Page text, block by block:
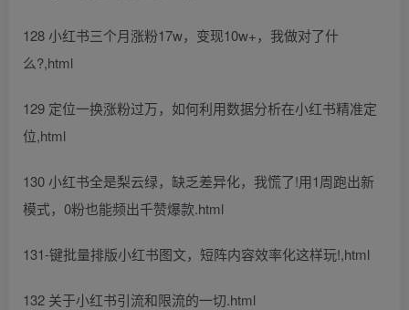
128 小红书三个月涨粉17w，变现10w+，我做对了什
么?,html
129 定位一换涨粉过万，如何利用数据分析在小红书精准定
位,html
130 小红书全是梨云绿，缺乏差异化，我慌了!用1周跑出新
模式，0粉也能频出千赞爆款.html
131-键批量排版小红书图文，短阵内容效率化这样玩!,html
132 关于小红书引流和限流的一切.html